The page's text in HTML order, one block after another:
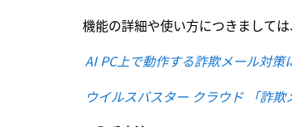
機能の詳細や使い方につきまして
AI PC上で動作する詐欺メール対策
ウイルスバスター クラウド 「詐